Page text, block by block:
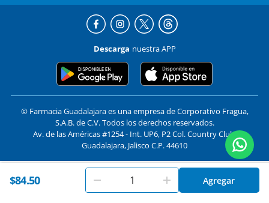
$84.50 Agregar
Descarga nuestra APP
© Farmacia Guadalajara es una empresa de Corporativo Fragua,
S.A.B. de C.V. Todos los derechos reservados.
Av. de las Américas #1254 - Int. UP6, P2 Col. Country Club,
Guadalajara, Jalisco C.P. 44610
Formas de pago y compra segura
EnFarmacias Guadalajara
utilizamos cookies. Al utilizar
este sitio, aceptas nuestros
términos y condiciones Aceptar